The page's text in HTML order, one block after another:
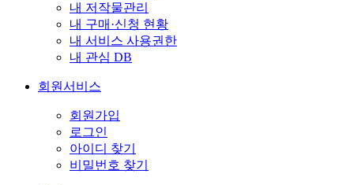
내 저작물관리
내 구매·신청 현황
내 서비스 사용권한
내 관심 DB
회원서비스
회원가입
로그인
아이디 찾기
비밀번호 찾기